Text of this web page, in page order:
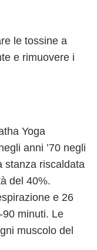
le tossine a
e rimuovere i
Yoga
anni ’70 negli
stanza riscaldata
del 40%.
e 26
minuti. Le
muscolo del